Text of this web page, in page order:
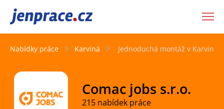
JenPráce.cz
Nabídky práce Karviná Jednoduchá montáž v Karviné
Comac jobs s.r.o.
215 nabídek práce